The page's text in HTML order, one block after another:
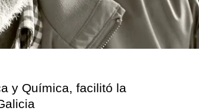
y Química, facilitó la